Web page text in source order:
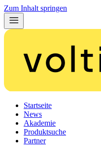
Zum Inhalt springen
Startseite
News
Akademie
Produktsuche
Partner